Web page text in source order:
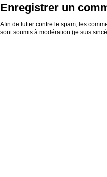
Enregistrer un
Afin de lutter contre le spam, les
sont soumis à modération (je suis